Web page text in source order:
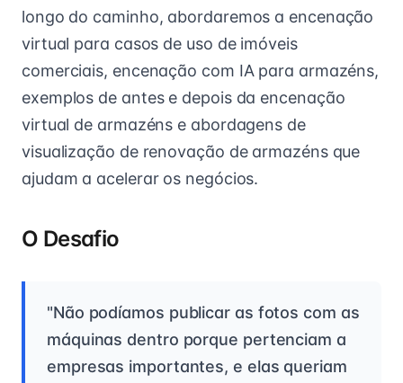
longo do caminho, abordaremos a encenação
virtual para casos de uso de imóveis
comerciais, encenação com IA para armazéns,
exemplos de antes e depois da encenação
virtual de armazéns e abordagens de
visualização de renovação de armazéns que
ajudam a acelerar os negócios.
O Desafio
"Não podíamos publicar as fotos com as
máquinas dentro porque pertenciam a
empresas importantes, e elas queriam